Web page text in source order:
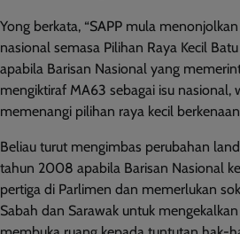
Yong berkata, “SAPP mula
nasional semasa Pilihan Raya Kecil
apabila Barisan Nasional yang
mengiktiraf MA63 sebagai isu nasional,
memenangi pilihan raya kecil
Beliau turut mengimbas perubahan
tahun 2008 apabila Barisan Nasional
pertiga di Parlimen dan memerlukan
Sabah dan Sarawak untuk